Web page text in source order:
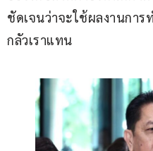
ชัดเจนว่าจะใช้ผลงานการ
กลัวเราแทน